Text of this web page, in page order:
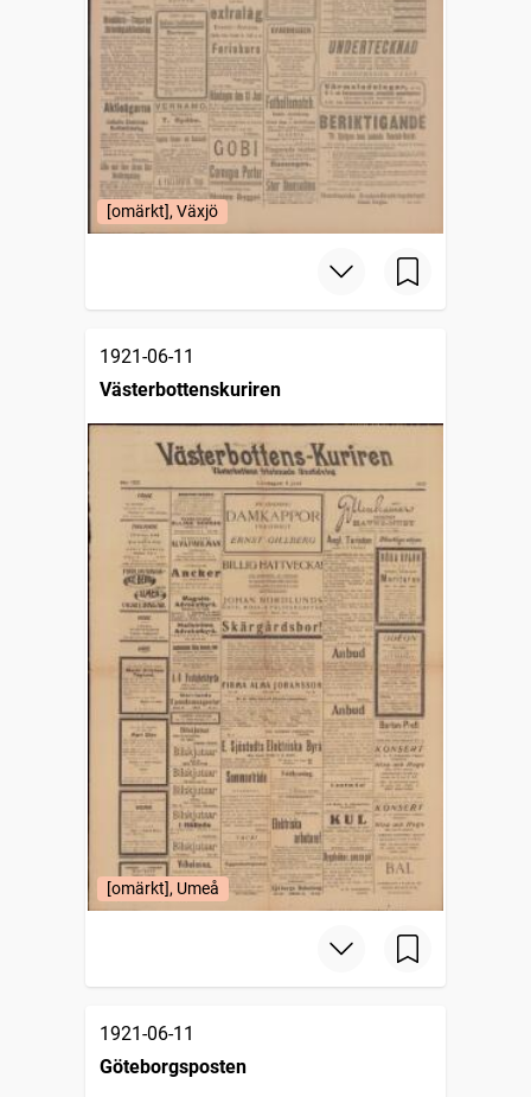
[omärkt], Växjö
1921-06-11
Västerbottenskuriren
[omärkt], Umeå
1921-06-11
Göteborgsposten